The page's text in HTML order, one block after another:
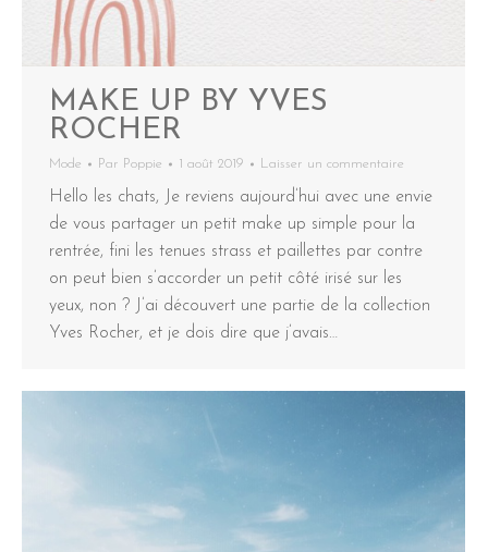
MAKE UP BY YVES
ROCHER
Mode Par Poppie 1 août 2019 Laisser un commentaire
Hello les chats, Je reviens aujourd’hui avec une envie
de vous partager un petit make up simple pour la
rentrée, fini les tenues strass et paillettes par contre
on peut bien s’accorder un petit côté irisé sur les
yeux, non ? J’ai découvert une partie de la collection
Yves Rocher, et je dois dire que j’avais…